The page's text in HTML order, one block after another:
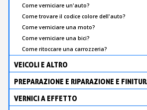
Come verniciare un'auto?
Come trovare il codice colore dell'auto?
Come verniciare una moto?
Come verniciare una bici?
Come ritoccare una carrozzeria?
VEICOLI E ALTRO
PREPARAZIONE E RIPARAZIONE E
VERNICI A EFFETTO